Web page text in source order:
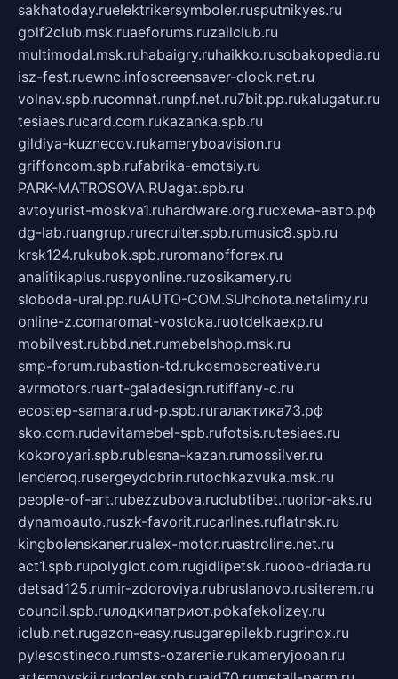
sakhatoday.ruelektrikersymboler.rusputnikyes.ru
golf2club.msk.ruaeforums.ruzallclub.ru
multimodal.msk.ruhabaigry.ruhaikko.rusobakopedia.ru
isz-fest.ruewnc.infoscreensaver-clock.net.ru
volnav.spb.rucomnat.runpf.net.ru7bit.pp.rukalugatur.ru
tesiaes.rucard.com.rukazanka.spb.ru
gildiya-kuznecov.rukameryboavision.ru
griffoncom.spb.rufabrika-emotsiy.ru
PARK-MATROSOVA.RUagat.spb.ru
avtoyurist-moskva1.ruhardware.org.ruсхема-авто.рф
dg-lab.ruangrup.rurecruiter.spb.rumusic8.spb.ru
krsk124.rukubok.spb.ruromanofforex.ru
analitikaplus.ruspyonline.ruzosikamery.ru
sloboda-ural.pp.ruAUTO-COM.SUhohota.netalimy.ru
online-z.comaromat-vostoka.ruotdelkaexp.ru
mobilvest.rubbd.net.rumebelshop.msk.ru
smp-forum.rubastion-td.rukosmoscreative.ru
avrmotors.ruart-galadesign.rutiffany-c.ru
ecostep-samara.rud-p.spb.ruгалактика73.рф
sko.com.rudavitamebel-spb.rufotsis.rutesiaes.ru
kokoroyari.spb.rublesna-kazan.rumossilver.ru
lenderoq.rusergeydobrin.rutochkazvuka.msk.ru
people-of-art.rubezzubova.ruclubtibet.ruorior-aks.ru
dynamoauto.ruszk-favorit.rucarlines.ruflatnsk.ru
kingbolenskaner.rualex-motor.ruastroline.net.ru
act1.spb.rupolyglot.com.rugidlipetsk.ruooo-driada.ru
detsad125.rumir-zdoroviya.rubruslanovo.rusiterem.ru
council.spb.ruлодкипатриот.рфkafekolizey.ru
iclub.net.rugazon-easy.rusugarepilekb.rugrinox.ru
pylesostineco.rumsts-ozarenie.rukameryjooan.ru